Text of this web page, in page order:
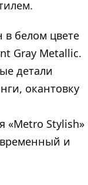
в белом цвете
Gray Metallic.
детали
окантовку
«Metro Stylish»
и